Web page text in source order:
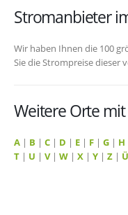
Stromanbieter
Wir haben Ihnen die 100
Sie die Strompreise dieser
Weitere Orte
A | B | C | D | E | F | G | H
T | U | V| W | X | Y | Z | Ü